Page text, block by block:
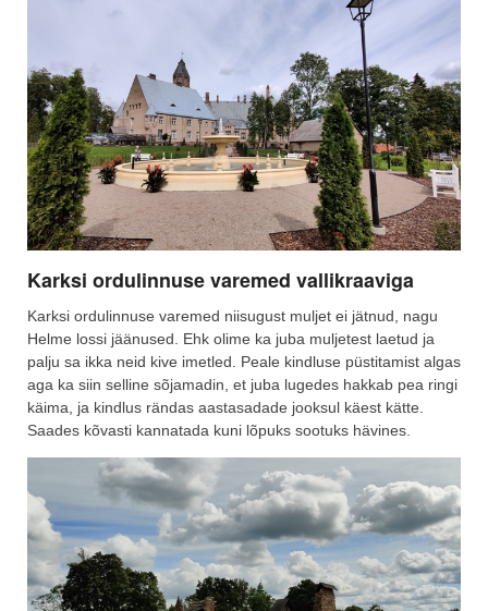
Karksi ordulinnuse varemed vallikraaviga
Karksi ordulinnuse varemed niisugust muljet ei jätnud, nagu
Helme lossi jäänused. Ehk olime ka juba muljetest laetud ja
palju sa ikka neid kive imetled. Peale kindluse püstitamist algas
aga ka siin selline sõjamadin, et juba lugedes hakkab pea ringi
käima, ja kindlus rändas aastasadade jooksul käest kätte.
Saades kõvasti kannatada kuni lõpuks sootuks hävines.